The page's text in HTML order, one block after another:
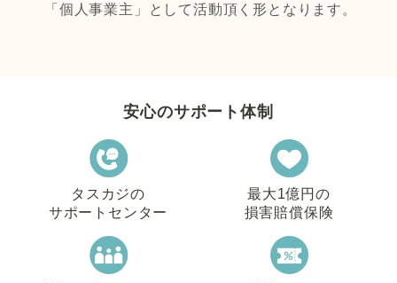
「個人事業主」として活動頂く形となります。
安心のサポート体制
タスカジの
サポートセンター
最大1億円の
損害賠償保険